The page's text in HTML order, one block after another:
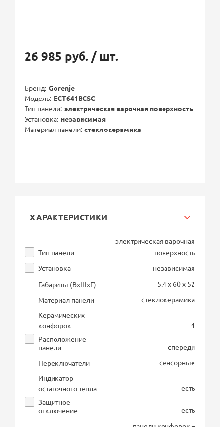
26 985 руб. / шт.
Бренд Gorenje
Модель ECT641BCSC
Тип панели электрическая варочная поверхность
Установка независимая
Материал панели стеклокерамика
ХАРАКТЕРИСТИКИ
Тип панели
электрическая варочная
поверхность
Установка
независимая
Габариты (ВхШхГ)
5.4 x 60 x 52
Материал панели
стеклокерамика
Керамических
конфорок
4
Расположение
панели
спереди
Переключатели
сенсорные
Индикатор
остаточного тепла
есть
Защитное
отключение
есть